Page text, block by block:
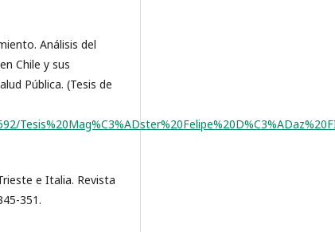
Análisis del
Chile y sus
Pública. (Tesis de
e Italia. Revista
351.